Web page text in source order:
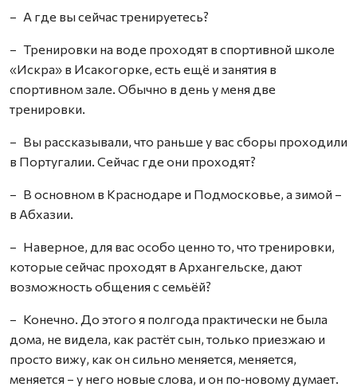
– А где вы сейчас тренируетесь?
– Тренировки на воде проходят в спортивной школе
«Искра» в Исакогорке, есть ещё и занятия в
спортивном зале. Обычно в день у меня две
тренировки.
– Вы рассказывали, что раньше у вас сборы проходили
в Португалии. Сейчас где они проходят?
– В основном в Краснодаре и Подмосковье, а зимой –
в Абхазии.
– Наверное, для вас особо ценно то, что тренировки,
которые сейчас проходят в Архангельске, дают
возможность общения с семьёй?
– Конечно. До этого я полгода практически не была
дома, не видела, как растёт сын, только приезжаю и
просто вижу, как он сильно меняется, меняется,
меняется – у него новые слова, и он по‑новому думает.